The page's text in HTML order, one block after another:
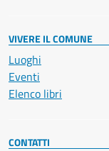
VIVERE IL COMUNE
Luoghi
Eventi
Elenco libri
CONTATTI